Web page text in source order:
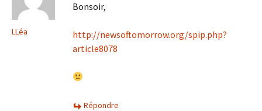
LLéa
Bonsoir,
http://newsoftomorrow.org/spip.php?
article8078
Répondre